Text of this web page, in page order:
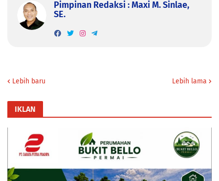
Pimpinan Redaksi : Maxi M. Sinlae,
SE.
Lebih baru Lebih lama
IKLAN